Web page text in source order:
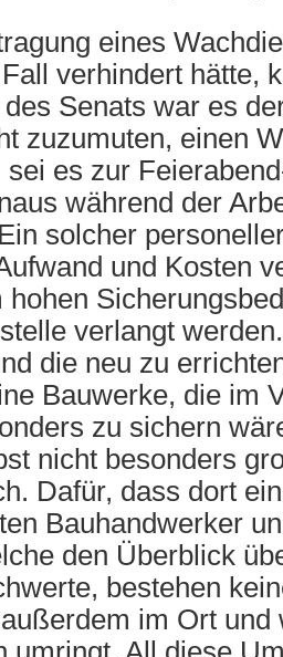
eines
verhindert hätte,
Senats war es
zuzumuten, einen
sei es zur
während der
solcher
und Kosten
hohen
verlangt
die neu zu
Bauwerke, die im
zu sichern
nicht besonders
Dafür, dass dort
Bauhandwerker
den Überblick
bestehen
im Ort und